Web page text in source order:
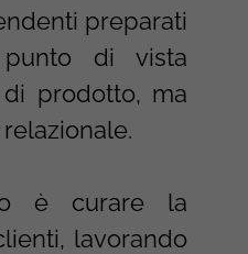
preparati
di vista
prodotto, ma
è curare la
lavorando